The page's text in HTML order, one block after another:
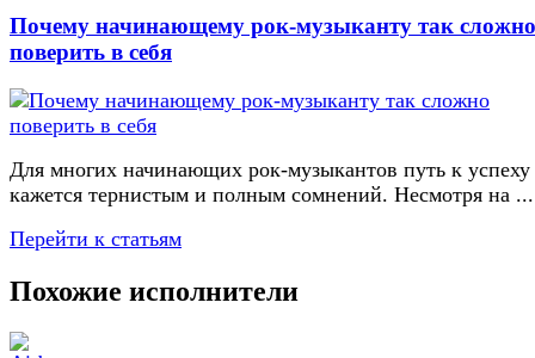
Почему начинающему рок-музыканту так сложно
поверить в себя
Для многих начинающих рок-музыкантов путь к успеху
кажется тернистым и полным сомнений. Несмотря на ...
Перейти к статьям
Похожие исполнители